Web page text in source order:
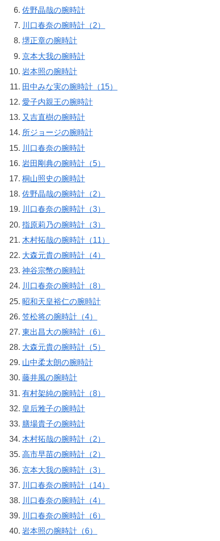
佐野晶哉の腕時計
川口春奈の腕時計（2）
堺正章の腕時計
京本大我の腕時計
岩本照の腕時計
田中みな実の腕時計（15）
愛子内親王の腕時計
又吉直樹の腕時計
所ジョージの腕時計
川口春奈の腕時計
岩田剛典の腕時計（5）
桐山照史の腕時計
佐野晶哉の腕時計（2）
川口春奈の腕時計（3）
指原莉乃の腕時計（3）
木村拓哉の腕時計（11）
大森元貴の腕時計（4）
神谷宗幣の腕時計
川口春奈の腕時計（8）
昭和天皇裕仁の腕時計
笠松将の腕時計（4）
東出昌大の腕時計（6）
大森元貴の腕時計（5）
山中柔太朗の腕時計
藤井風の腕時計
有村架純の腕時計（8）
皇后雅子の腕時計
膳場貴子の腕時計
木村拓哉の腕時計（2）
高市早苗の腕時計（2）
京本大我の腕時計（3）
川口春奈の腕時計（14）
川口春奈の腕時計（4）
川口春奈の腕時計（6）
岩本照の腕時計（6）